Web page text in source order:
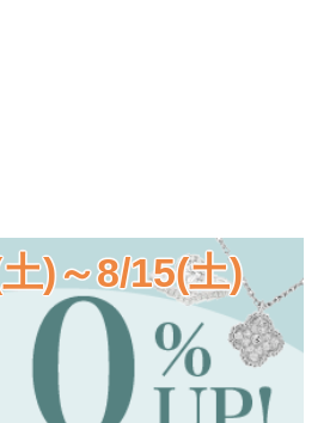
)～8/15(土)